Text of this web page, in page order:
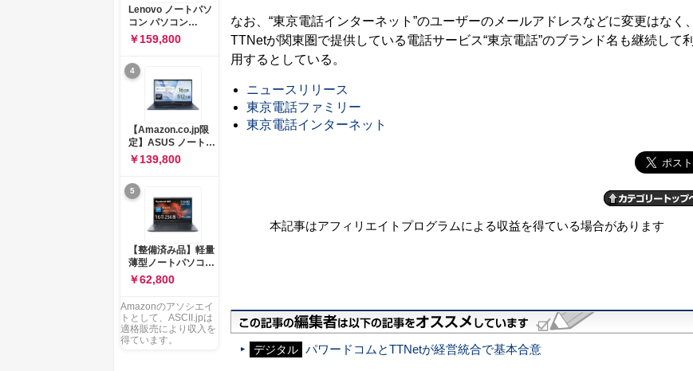
なお、“東京電話インターネット”のユーザーのメールアドレスなどに変更はなく、
TTNetが関東圏で提供している電話サービス“東京電話”のブランド名も継続して利
用するとしている。
ニュースリリース
東京電話ファミリー
東京電話インターネット
本記事はアフィリエイトプログラムによる収益を得ている場合があります
デジタル パワードコムとTTNetが経営統合で基本合意
Lenovo ノートパソ
コン パソコン
IdeaPad Slim 3 14.0
インチ AMD
Ryzen™ 5 8640HS
メモリ16GB
SSD512GB
Microsoft 365 試用
版 Windows11 バッ
テリー駆動12.6時間
重量1.39kg ルナグレ
ー 83K9003JJP ノー
トPC
￥159,800
4
【Amazon.co.jp限
定】ASUS ノートパ
ソコン Vivobook 15
M1502NAQ 15.6イ
ンチ AMD Ryzen 7
170 メモリ16GB
SSD 512GB
Microsoft 365
Personal (24か月版)
搭載 Windows 11 重
量1.7kg Wi-Fi 6E ク
ワイエットブルー
M1502NAQ-
￥139,800
5
【整備済み品】軽量
薄型ノートパソコン
dynabook G83 ■
13.3型
FHD(1920x1080) -
高性能第11世代Core
i5-1135G7 - メモリ
16GB - SSD 256GB
￥62,800
Amazonのアソシエイ
トとして、ASCII.jpは
適格販売により収入を
得ています。